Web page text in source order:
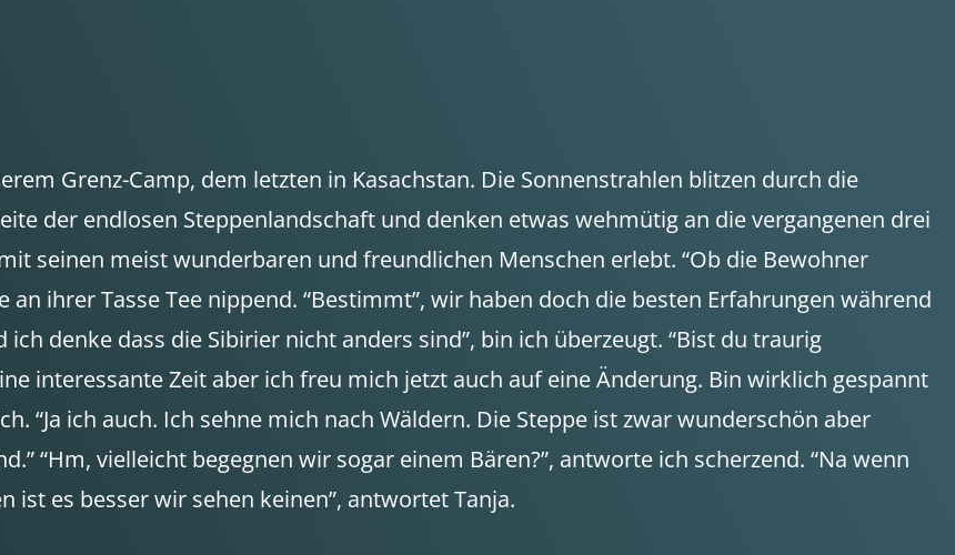
Grenz-Camp, dem letzten in Kasachstan. Die Sonnenstrahlen blitzen durch die
der endlosen Steppenlandschaft und denken etwas wehmütig an die vergangenen drei
seinen meist wunderbaren und freundlichen Menschen erlebt. “Ob die Bewohner
an ihrer Tasse Tee nippend. “Bestimmt”, wir haben doch die besten Erfahrungen während
denke dass die Sibirier nicht anders sind”, bin ich überzeugt. “Bist du traurig
interessante Zeit aber ich freu mich jetzt auch auf eine Änderung. Bin wirklich gespannt
“Ja ich auch. Ich sehne mich nach Wäldern. Die Steppe ist zwar wunderschön aber
“Hm, vielleicht begegnen wir sogar einem Bären?”, antworte ich scherzend. “Na wenn
es besser wir sehen keinen”, antwortet Tanja.